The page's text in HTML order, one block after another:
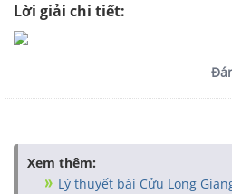
Lời giải chi tiết:
Xem thêm:
Lý thuyết bài Cửu Long